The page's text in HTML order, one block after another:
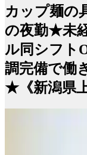
カップ麺の
の夜勤★未
ル同シフト
調完備で働
★《新潟県